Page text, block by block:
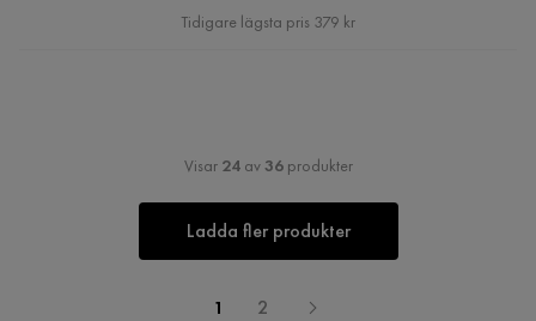
Pris
Tidigare lägsta pris 379 kr
Visar 24av36produkter
Ladda fler produkter
1 2